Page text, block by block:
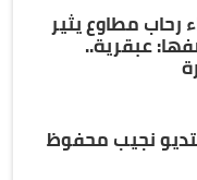
رحاب مطاوع يثير
عبقرية..
نجيب محفوظ